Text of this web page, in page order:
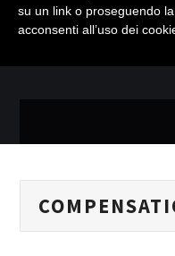
MASTER MARKETING &
su un link o proseguendo
acconsenti all’uso dei